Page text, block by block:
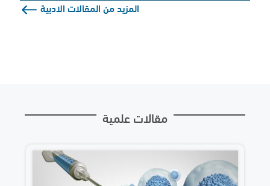
المزيد من المقالات الادبية
مقالات علمية